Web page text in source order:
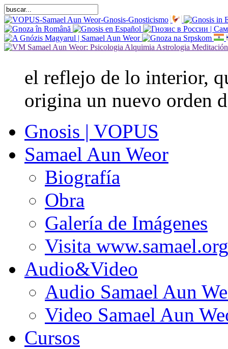
el reflejo de lo interior,
origina un nuevo orden
Gnosis | VOPUS
Samael Aun Weor
Biografía
Obra
Galería de Imágenes
Visita www.samael.org
Audio&Video
Audio Samael Aun
Video Samael Aun
Cursos